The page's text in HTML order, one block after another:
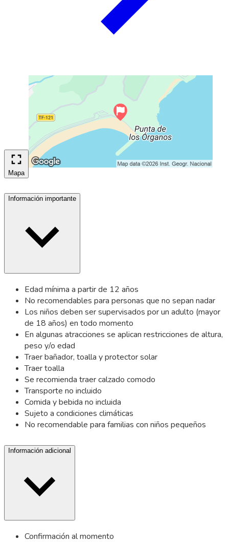
Mapa
Información importante
Edad mínima a partir de 12 años
No recomendables para personas que no sepan nadar
Los niños deben ser supervisados por un adulto (mayor
de 18 años) en todo momento
En algunas atracciones se aplican restricciones de altura,
peso y/o edad
Traer bañador, toalla y protector solar
Traer toalla
Se recomienda traer calzado comodo
Transporte no incluido
Comida y bebida no incluida
Sujeto a condiciones climáticas
No recomendable para familias con niños pequeños
Información adicional
Confirmación al momento